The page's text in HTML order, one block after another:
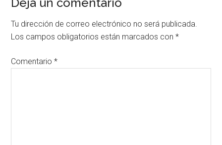
Tu dirección de correo electrónico no será publicada.
Los campos obligatorios están marcados con*
Comentario*